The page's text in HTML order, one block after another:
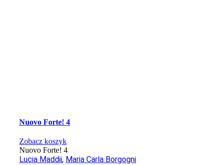
Nuovo Forte! 4
Zobacz koszyk
Nuovo Forte! 4
Lucia Maddii, Maria Carla Borgogni